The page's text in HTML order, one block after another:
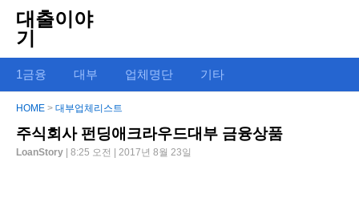
대출이야
기
1금융 대부 업체명단 기타
HOME > 대부업체리스트
주식회사 펀딩애크라우드대부 금융상품
LoanStory | 8:25 오전 | 2017년 8월 23일